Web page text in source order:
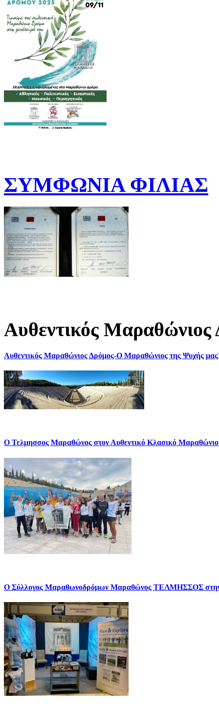
ΣΥΜΦΩΝΙΑ ΦΙΛΙΑΣ
Αυθεντικός Μαραθώνιος
Αυθεντικός Μαραθώνιος Δρόμος-Ο Μαραθώνιος της Ψυχής
Ο Τελμησσος Μαραθώνος στον Αυθεντικό Κλασικό
Ο Σύλλογος Μαραθωνοδρόμων Μαραθώνος ΤΕΛΜΗΣΣΟΣ